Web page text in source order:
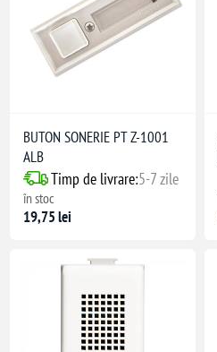
modular
BUTON SONERIE PT Z-1001
ALB
Timp de livrare:5-7 zile
în stoc
19,75 lei